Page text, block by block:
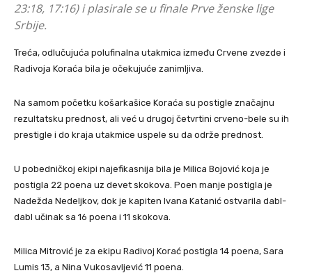
23:18, 17:16) i plasirale se u finale Prve ženske lige
Srbije.
Treća, odlučujuća polufinalna utakmica između Crvene zvezde i
Radivoja Koraća bila je očekujuće zanimljiva.
Na samom početku košarkašice Koraća su postigle značajnu
rezultatsku prednost, ali već u drugoj četvrtini crveno-bele su ih
prestigle i do kraja utakmice uspele su da održe prednost.
U pobedničkoj ekipi najefikasnija bila je Milica Bojović koja je
postigla 22 poena uz devet skokova. Poen manje postigla je
Nadežda Nedeljkov, dok je kapiten Ivana Katanić ostvarila dabl-
dabl učinak sa 16 poena i 11 skokova.
Milica Mitrović je za ekipu Radivoj Korać postigla 14 poena, Sara
Lumis 13, a Nina Vukosavljević 11 poena.